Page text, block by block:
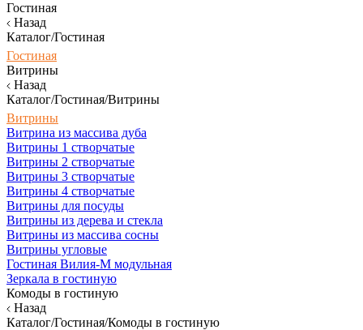
Гостиная
Назад
Каталог/Гостиная
Гостиная
Витрины
Назад
Каталог/Гостиная/Витрины
Витрины
Витрина из массива дуба
Витрины 1 створчатые
Витрины 2 створчатые
Витрины 3 створчатые
Витрины 4 створчатые
Витрины для посуды
Витрины из дерева и стекла
Витрины из массива сосны
Витрины угловые
Гостиная Вилия-М модульная
Зеркала в гостиную
Комоды в гостиную
Назад
Каталог/Гостиная/Комоды в гостиную